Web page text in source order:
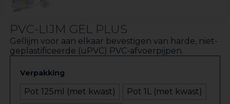
PVC-LIJM GEL PLUS
Gellijm voor aan elkaar bevestigen van harde, niet-
geplastificeerde (uPVC) PVC-afvoerpijpen.
Verpakking
Pot 125ml (met kwast)
Pot 1L (met kwast)